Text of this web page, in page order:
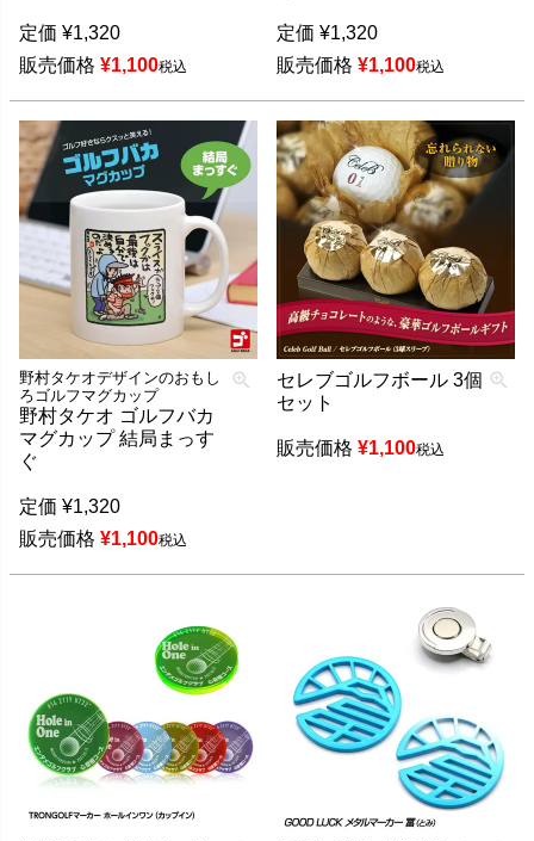
定価 ¥1,320
販売価格 ¥1,100税込
定価 ¥1,320
販売価格 ¥1,100税込
野村タケオデザインのおもし
ろゴルフマグカップ
野村タケオ ゴルフバカ
マグカップ 結局まっす
ぐ
定価 ¥1,320
販売価格 ¥1,100税込
セレブゴルフボール 3個
セット
販売価格 ¥1,100税込